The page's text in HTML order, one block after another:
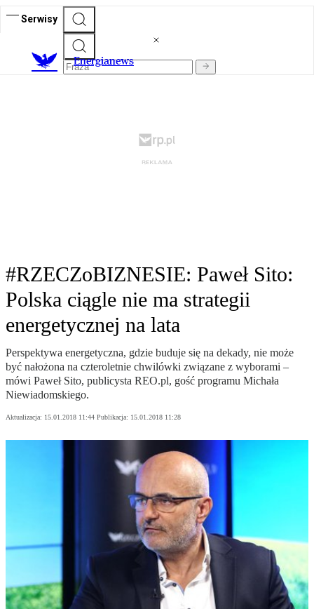
Serwisy
Energianews
#RZECZoBIZNESIE: Paweł Sito:
Polska ciągle nie ma strategii
energetycznej na lata
Perspektywa energetyczna, gdzie buduje się na dekady, nie może
być nałożona na czteroletnie chwilówki związane z wyborami –
mówi Paweł Sito, publicysta REO.pl, gość programu Michała
Niewiadomskiego.
Aktualizacja: 15.01.2018 11:44 Publikacja: 15.01.2018 11:28